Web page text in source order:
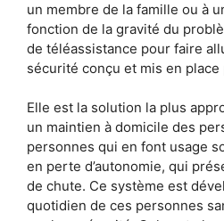
un membre de la famille ou à
fonction de la gravité du
de téléassistance pour faire
sécurité conçu et mis en
Elle est la solution la plus
un maintien à domicile des
personnes qui en font usage
en perte d’autonomie, qui
de chute. Ce système est
quotidien de ces personnes